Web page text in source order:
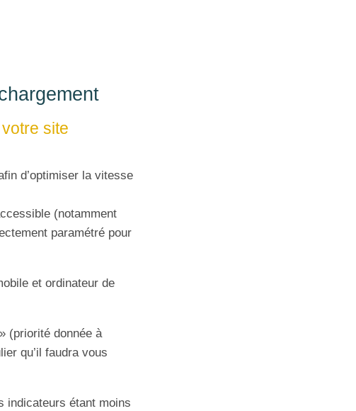
site
d’optimiser la vitesse
(notamment
paramétré pour
et ordinateur de
(priorité donnée à
qu’il faudra vous
indicateurs étant moins